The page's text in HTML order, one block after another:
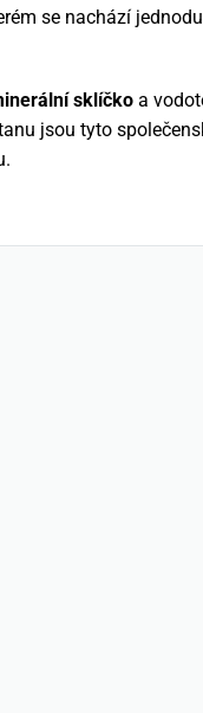
se nachází
sklíčko a
jsou tyto